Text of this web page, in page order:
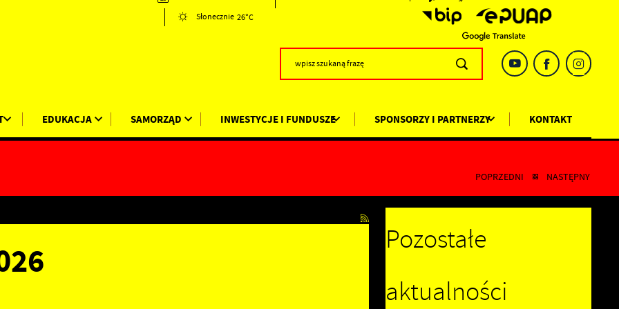
Słonecznie 26°C
EDUKACJA SAMORZĄD INWESTYCJE I FUNDUSZE SPONSORZY I PARTNERZY KONTAKT
POPRZEDNI NASTĘPNY
Pozostałe
aktualności